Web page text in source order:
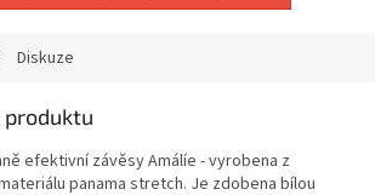
Diskuze
produktu
efektivní závěsy Amálíe - vyrobena z
panama stretch. Je zdobena bílou